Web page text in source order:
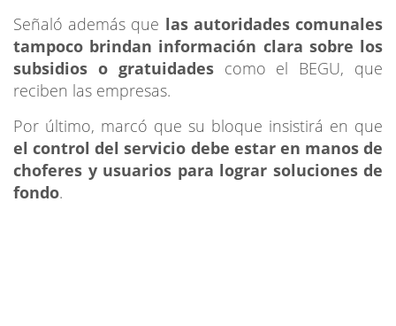
Señaló además que las autoridades comunales
tampoco brindan información clara sobre los
subsidios o gratuidadescomo el BEGU, que
reciben las empresas.
Por último, marcó que su bloque insistirá en que
el control del servicio debe estar en manos de
choferes y usuarios para lograr soluciones de
fondo.